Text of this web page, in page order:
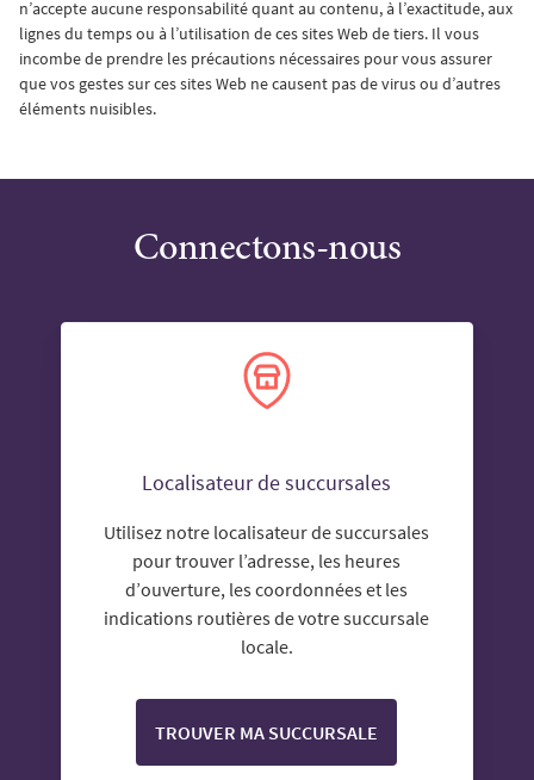
n’accepte aucune responsabilité quant au contenu, à l’exactitude, aux
lignes du temps ou à l’utilisation de ces sites Web de tiers. Il vous
incombe de prendre les précautions nécessaires pour vous assurer
que vos gestes sur ces sites Web ne causent pas de virus ou d’autres
éléments nuisibles.
Connectons-nous
Localisateur de succursales
Utilisez notre localisateur de succursales
pour trouver l’adresse, les heures
d’ouverture, les coordonnées et les
indications routières de votre succursale
locale.
TROUVER MA SUCCURSALE